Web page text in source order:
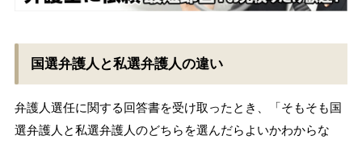
国選弁護人と私選弁護人の違い
弁護人選任に関する回答書を受け取ったとき、「そもそも国
選弁護人と私選弁護人のどちらを選んだらよいかわからな